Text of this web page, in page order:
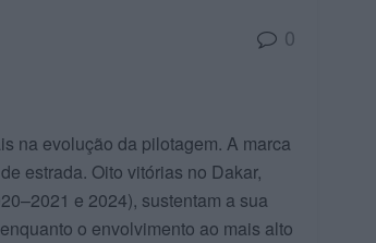
0
na evolução da pilotagem. A marca
estrada. Oito vitórias no Dakar,
e 2024), sustentam a sua
o envolvimento ao mais alto